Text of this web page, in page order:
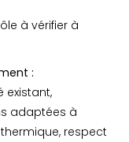
à vérifier à
:
existant,
adaptées à
respect